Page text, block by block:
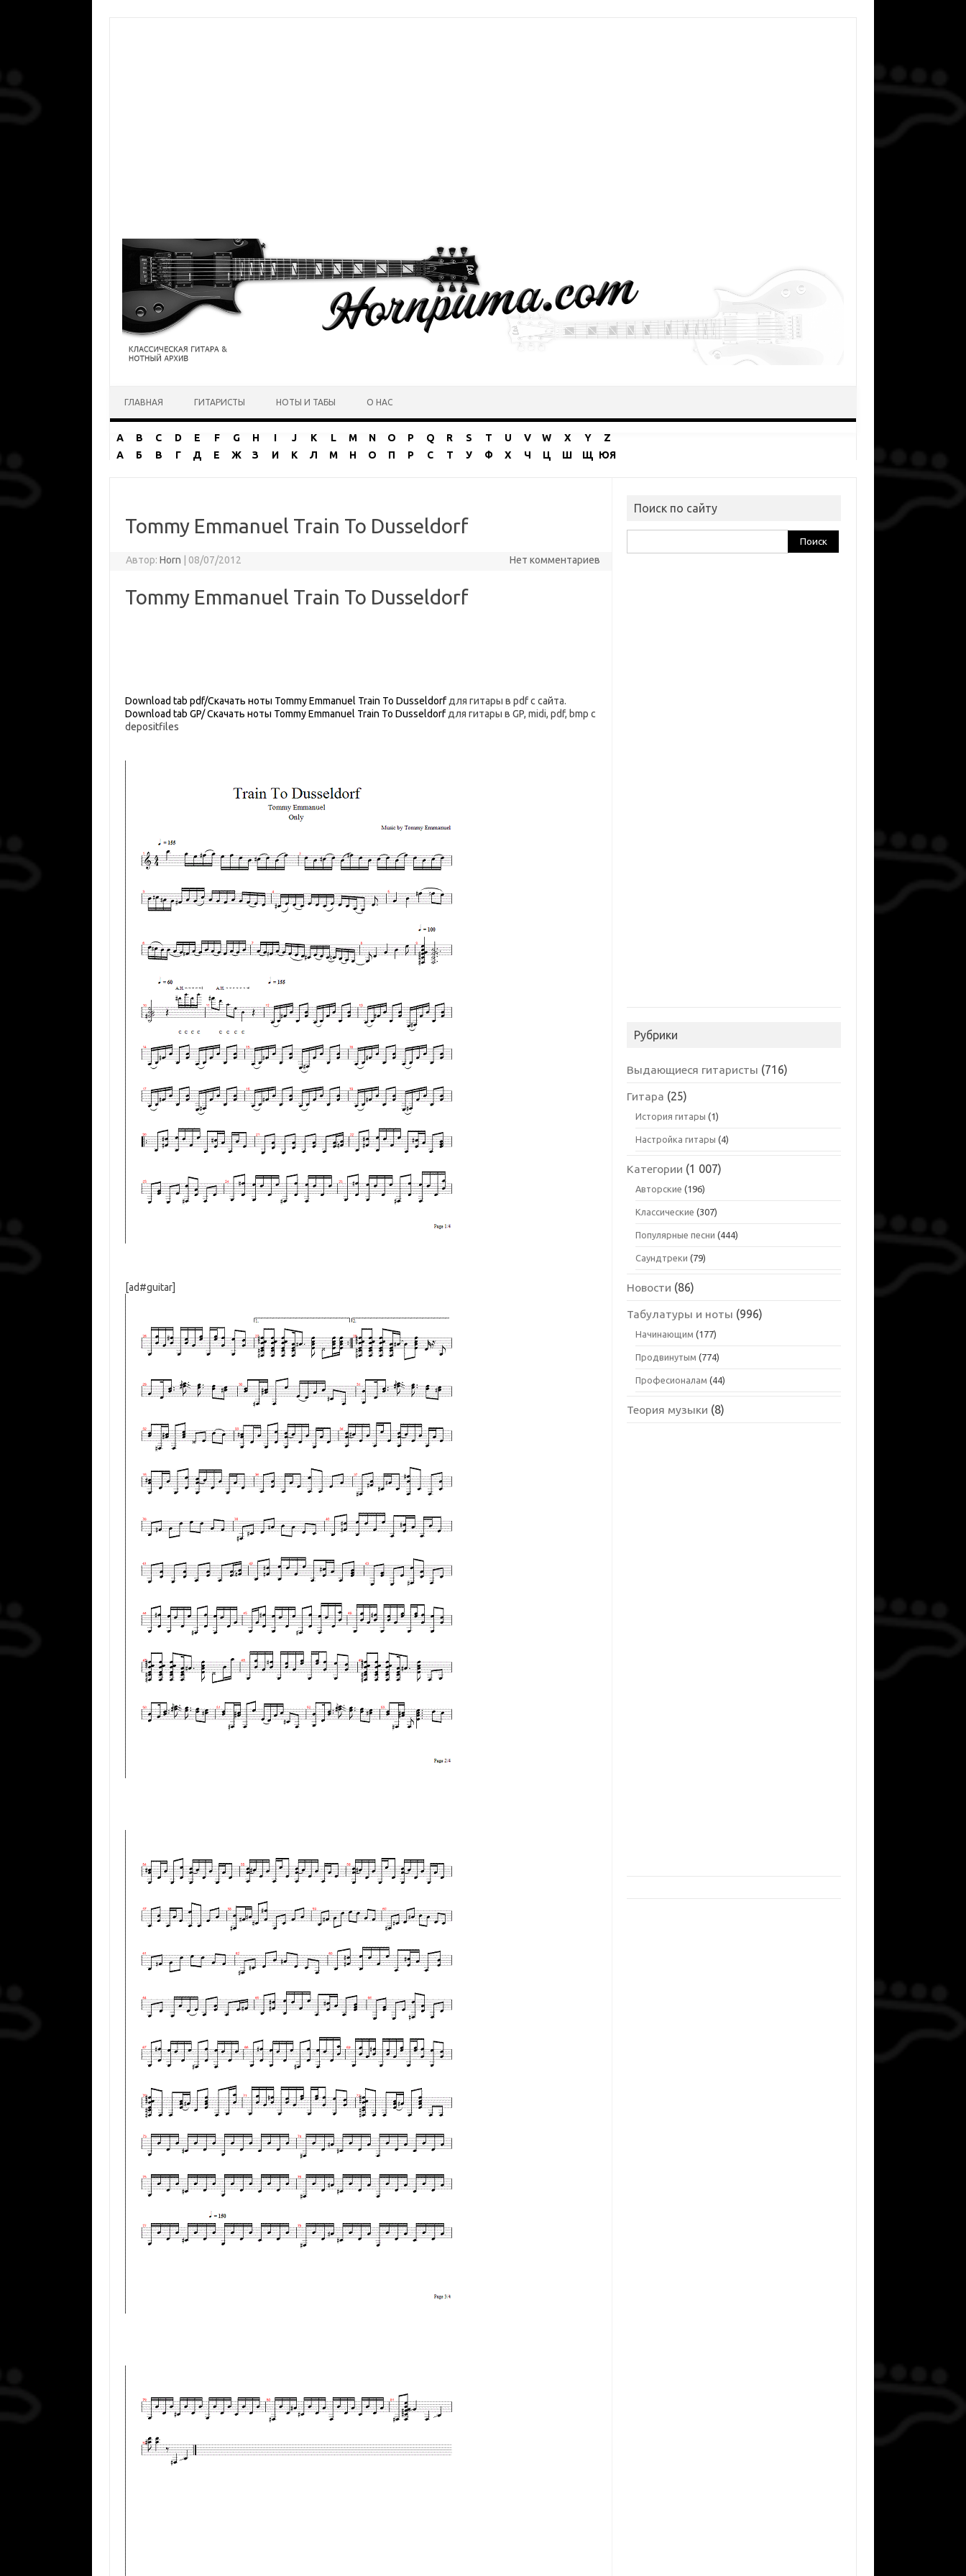
ГЛАВНАЯ ГИТАРИСТЫ НОТЫ И ТАБЫ О НАС
A B C D E F G H I J K L M N O P Q R S T U V W X Y
Z
А
Б В Г Д Е Ж З И К Л М Н О П Р С Т У Ф Х Ч Ц Ш Щ ЮЯ
Tommy Emmanuel Train To Dusseldorf
Автор:Horn 08/07/2012 Нет комментариев
Tommy Emmanuel Train To Dusseldorf
Download tab pdf/Скачать ноты Tommy Emmanuel Train To Dusseldorfдля гитары в pdf с сайта.
Download tab GP/ Скачать ноты Tommy Emmanuel Train To Dusseldorfдля гитары в GP, midi, pdf, bmp c
depositfiles
[ad#guitar]
Поиск по сайту
Рубрики
Выдающиеся гитаристы (716)
Гитара (25)
История гитары (1)
Настройка гитары (4)
Категории (1 007)
Авторские (196)
Классические (307)
Популярные песни (444)
Саундтреки (79)
Новости (86)
Табулатуры и ноты (996)
Начинающим (177)
Продвинутым (774)
Професионалам (44)
Теория музыки (8)